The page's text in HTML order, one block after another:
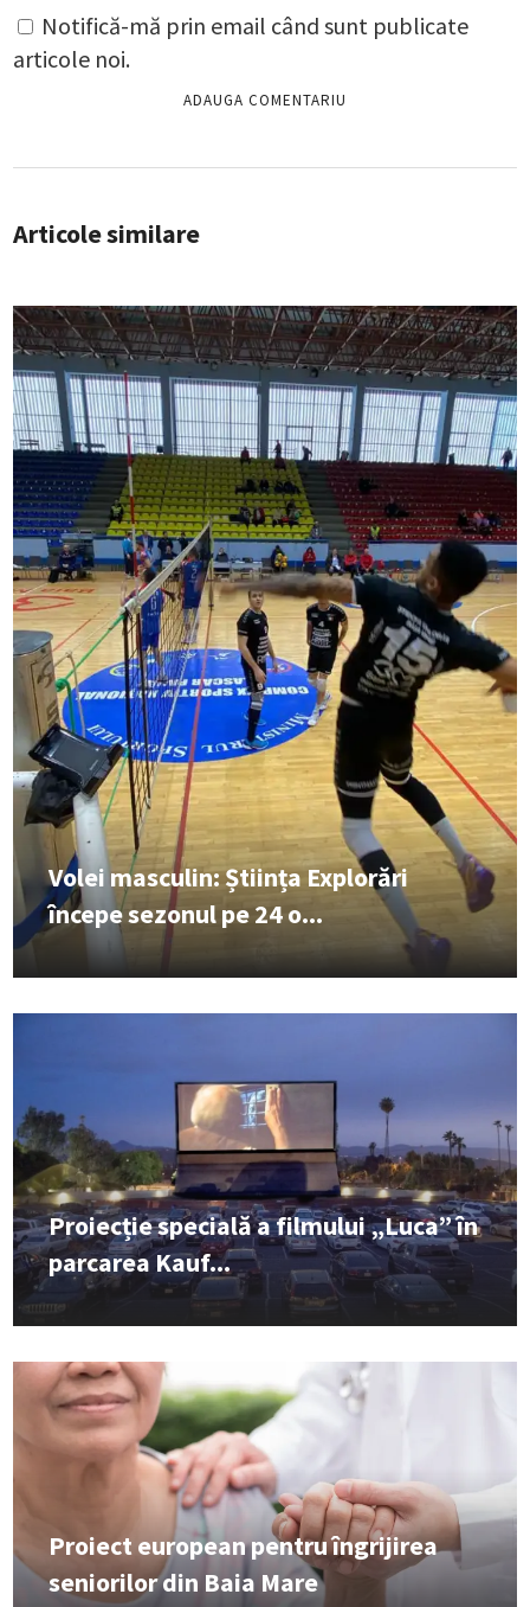
Notifică-mă prin email când sunt publicate
articole noi.
Articole similare
Volei masculin: Știința Explorări
începe sezonul pe 24 o...
Proiecție specială a filmului „Luca” în
parcarea Kauf...
Proiect european pentru îngrijirea
seniorilor din Baia Mare